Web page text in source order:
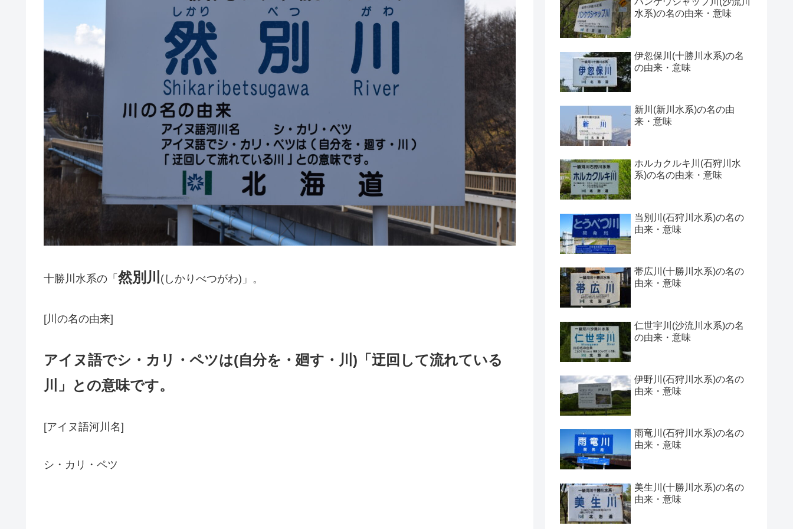
十勝川水系の「 然別川 (しかりべつがわ)」。
[川の名の由来]
アイヌ語でシ・カリ・ペツは(自分を・廻す・川)「迂回して流れている
川」との意味です。
[アイヌ語河川名]
シ・カリ・ペツ
水系)の名の由来・意味
伊忽保川(十勝川水系)の名
の由来・意味
新川(新川水系)の名の由
来・意味
ホルカクルキ川(石狩川水
系)の名の由来・意味
当別川(石狩川水系)の名の
由来・意味
帯広川(十勝川水系)の名の
由来・意味
仁世宇川(沙流川水系)の名
の由来・意味
伊野川(石狩川水系)の名の
由来・意味
雨竜川(石狩川水系)の名の
由来・意味
美生川(十勝川水系)の名の
由来・意味